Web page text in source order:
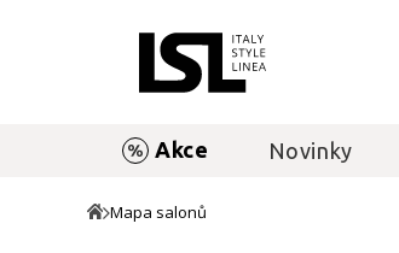
Akce Novinky
Mapa salonů